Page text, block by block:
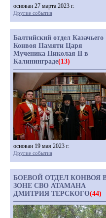
основан 27 марта 2023 г.
Другие события
Балтийский отдел Казачьего
Конвоя Памяти Царя
Мученика Николая II в
Калининграде(13)
основан 19 мая 2023 г.
Другие события
БОЕВОЙ ОТДЕЛ КОНВОЯ
ЗОНЕ СВО АТАМАНА
ДМИТРИЯ ТЕРСКОГО(44)